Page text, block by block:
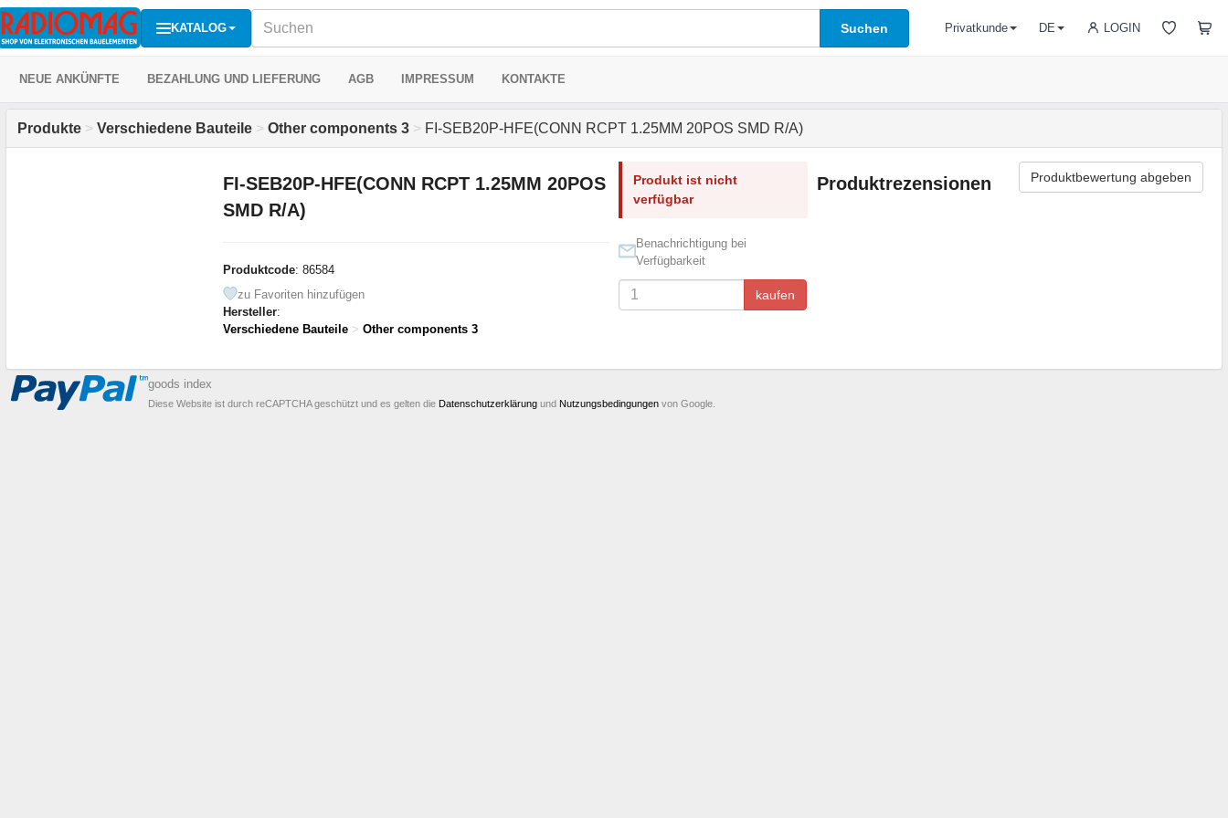
KATALOG Suchen LOGIN
Privatkunde DE
NEUE ANKÜNFTE BEZAHLUNG UND LIEFERUNG AGB IMPRESSUM KONTAKTE
Produkte > Verschiedene Bauteile > Other components 3 > FI-SEB20P-HFE(CONN RCPT 1.25MM 20POS SMD R/A)
FI-SEB20P-HFE(CONN RCPT 1.25MM 20POS
SMD R/A)
Produktcode: 86584
zu Favoriten hinzufügen
Hersteller:
Verschiedene Bauteile > Other components 3
Produkt ist nicht
verfügbar
Benachrichtigung bei
Verfügbarkeit
kaufen
Produktrezensionen Produktbewertung abgeben
goods index
Diese Website ist durch reCAPTCHA geschützt und es gelten die Datenschutzerklärung und Nutzungsbedingungen von Google.